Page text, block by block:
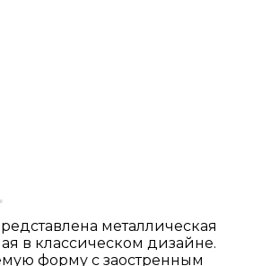
металлическая
в классическом дизайне.
форму с заостренным